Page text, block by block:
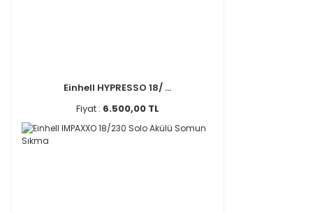
Einhell HYPRESSO 18/ ...
Fiyat : 6.500,00 TL